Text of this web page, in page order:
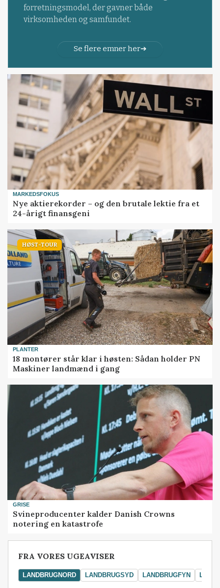
forretningsmodel, der gavner både
virksomheden og samfundet.
Se flere emner her
MARKEDSFOKUS
Nye aktierekorder – og den brutale lektie fra et
24-årigt finansgeni
HØST-TOUR
PLANTER
18 montører står klar i høsten: Sådan holder PN
Maskiner landmænd i gang
GRISE
Svineproducenter kalder Danish Crowns
notering en katastrofe
FRA VORES UGEAVISER
LANDBRUGNORD LANDBRUGSYD LANDBRUGFYN